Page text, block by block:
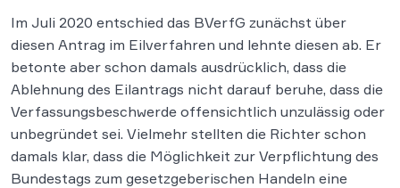
Im Juli 2020 entschied das BVerfG zunächst über
diesen Antrag im Eilverfahren und lehnte diesen ab. Er
betonte aber schon damals ausdrücklich, dass die
Ablehnung des Eilantrags nicht darauf beruhe, dass die
Verfassungsbeschwerde offensichtlich unzulässig oder
unbegründet sei. Vielmehr stellten die Richter schon
damals klar, dass die Möglichkeit zur Verpflichtung des
Bundestags zum gesetzgeberischen Handeln eine